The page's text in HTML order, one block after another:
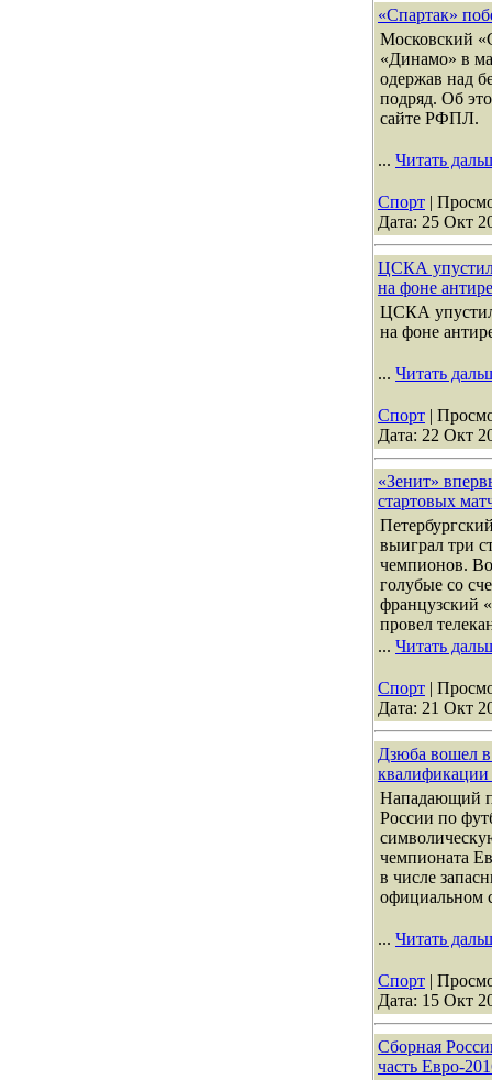
«Спартак»
Московский
«Динамо» в
одержав над
подряд. Об
сайте РФПЛ.
... Читать
Спорт |
Дата: 25 Окт
ЦСКА упустил
на фоне
ЦСКА
на фоне
... Читать
Спорт |
Дата: 22 Окт
«Зенит»
стартовых
выиграл три
чемпионов.
голубые со
французский
провел
... Читать
Спорт |
Дата: 21 Окт
Дзюба вошел
Нападающий
России по
чемпионата
в числе
официальном
... Читать
Спорт |
Дата: 15 Окт
Сборная
часть Евро-